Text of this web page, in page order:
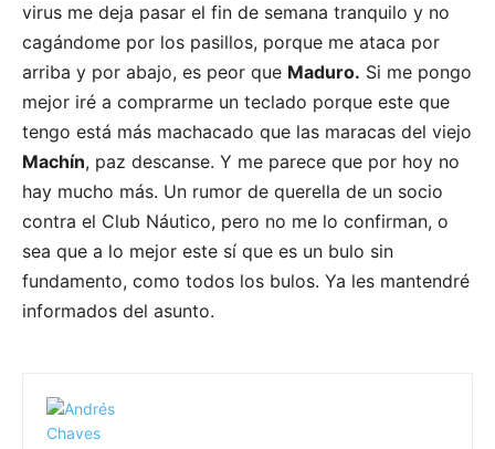
virus me deja pasar el fin de semana tranquilo y no
cagándome por los pasillos, porque me ataca por
arriba y por abajo, es peor que Maduro. Si me pongo
mejor iré a comprarme un teclado porque este que
tengo está más machacado que las maracas del viejo
Machín, paz descanse. Y me parece que por hoy no
hay mucho más. Un rumor de querella de un socio
contra el Club Náutico, pero no me lo confirman, o
sea que a lo mejor este sí que es un bulo sin
fundamento, como todos los bulos. Ya les mantendré
informados del asunto.